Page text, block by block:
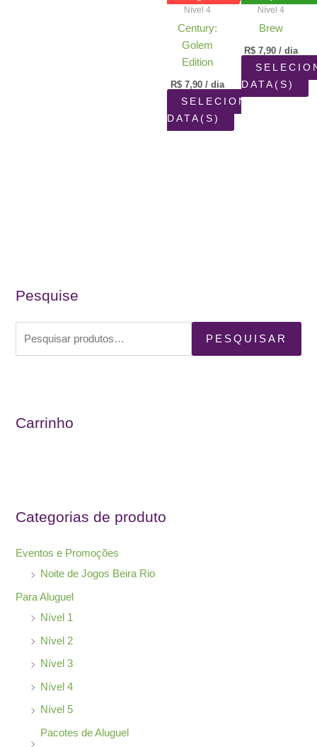
Nível 4
Century:
Golem
Edition
R$7,90/ dia
SELECIONAR
DATA(S)
Nível 4
Brew
R$ 7,90 / dia
DATA(S)
Pesquise
p
r
PESQUISAR
Carrinho
Categorias de produto
Eventos e Promoções
Noite de Jogos Beira Rio
Para Aluguel
Nível 1
Nível 2
Nível 3
Nível 4
Nível 5
Pacotes de Aluguel